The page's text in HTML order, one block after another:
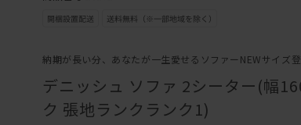
納期が長い分、あなたが一生愛せるソファーNEWサイズ登
デニッシュ ソファ 2シーター(幅
ク 張地ランクランク1)